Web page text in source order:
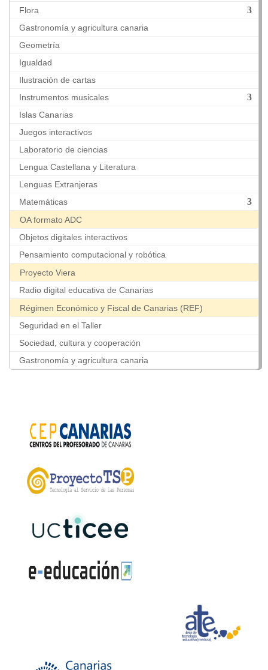
Flora
Gastronomía y agricultura canaria
Geometría
Igualdad
Ilustración de cartas
Instrumentos musicales
Islas Canarias
Juegos interactivos
Laboratorio de ciencias
Lengua Castellana y Literatura
Lenguas Extranjeras
Matemáticas
OA formato ADC
Objetos digitales interactivos
Pensamiento computacional y robótica
Proyecto Viera
Radio digital educativa de Canarias
Régimen Económico y Fiscal de Canarias (REF)
Seguridad en el Taller
Sociedad, cultura y cooperación
Gastronomía y agricultura canaria